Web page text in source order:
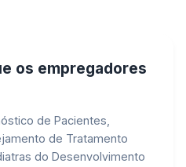
os empregadores
de Pacientes,
de Tratamento
do Desenvolvimento